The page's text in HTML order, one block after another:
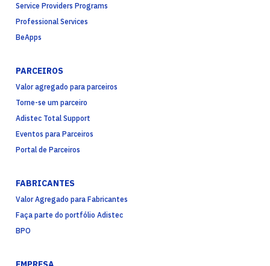
Service Providers Programs
Professional Services
BeApps
PARCEIROS
Valor agregado para parceiros
Torne-se um parceiro
Adistec Total Support
Eventos para Parceiros
Portal de Parceiros
FABRICANTES
Valor Agregado para Fabricantes
Faça parte do portfólio Adistec
BPO